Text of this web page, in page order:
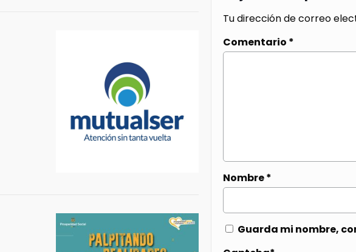
Tu dirección de correo
Comentario *
Nombre*
Guarda mi nombre,